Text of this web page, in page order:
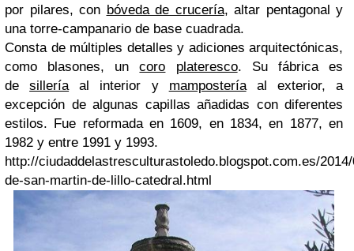
por pilares, con bóveda de crucería, altar pentagonal y
una torre-campanario de base cuadrada.
Consta de múltiples detalles y adiciones arquitectónicas,
como blasones, uncoro plateresco. Su fábrica es
desilleríaal interior y mamposteríaal exterior, a
excepción de algunas capillas añadidas con diferentes
estilos. Fue reformada en 1609, en 1834, en 1877, en
1982 y entre 1991 y 1993.
http://ciudaddelastresculturastoledo.blogspot.com.es/
de-san-martin-de-lillo-catedral.html